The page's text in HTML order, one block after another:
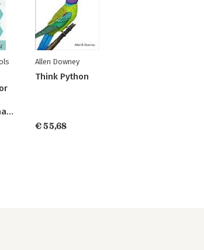
informatiemanagement
Allen Downey
Think Python
€ 55,68